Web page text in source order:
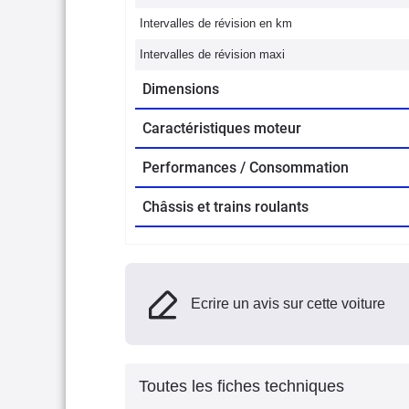
Intervalles de révision en km
Intervalles de révision maxi
Dimensions
Caractéristiques moteur
Performances / Consommation
Châssis et trains roulants
Ecrire un avis sur cette voiture
Toutes les fiches techniques